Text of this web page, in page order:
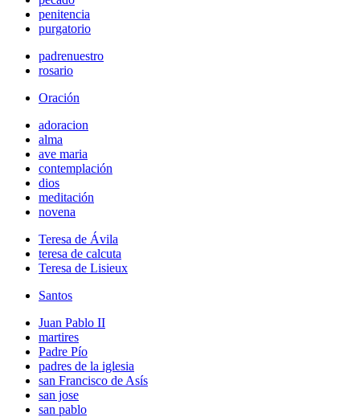
penitencia
purgatorio
padrenuestro
rosario
Oración
adoracion
alma
ave maria
contemplación
dios
meditación
novena
Teresa de Ávila
teresa de calcuta
Teresa de Lisieux
Santos
Juan Pablo II
martires
Padre Pío
padres de la iglesia
san Francisco de Asís
san jose
san pablo